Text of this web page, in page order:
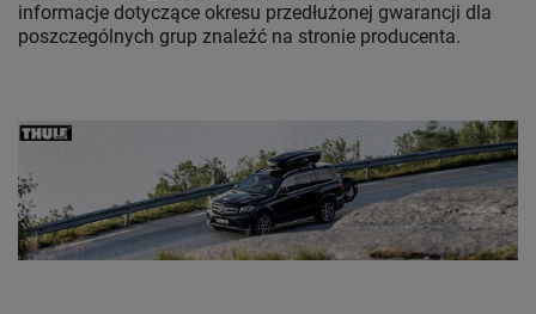
informacje dotyczące okresu przedłużonej gwarancji dla
poszczególnych grup znaleźć na stronie producenta.